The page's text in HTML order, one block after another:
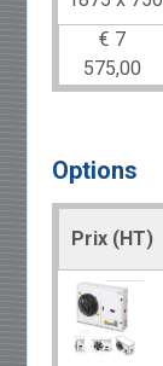
€ 7
575,00
Options
Prix (HT)